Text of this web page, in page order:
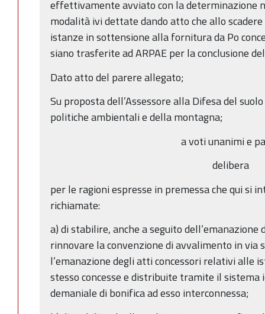
effettivamente avviato con la determinazione
modalità ivi dettate dando atto che allo
istanze in sottensione alla fornitura da Po
siano trasferite ad ARPAE per la conclusione
Dato atto del parere allegato;
Su proposta dell’Assessore alla Difesa del
politiche ambientali e della montagna;
a voti unanimi e
delibera
per le ragioni espresse in premessa che qui si
richiamate:
a) di stabilire, anche a seguito dell’emanazione
rinnovare la convenzione di avvalimento in via
l’emanazione degli atti concessori relativi alle
stesso concesse e distribuite tramite il sistema
demaniale di bonifica ad esso interconnessa;